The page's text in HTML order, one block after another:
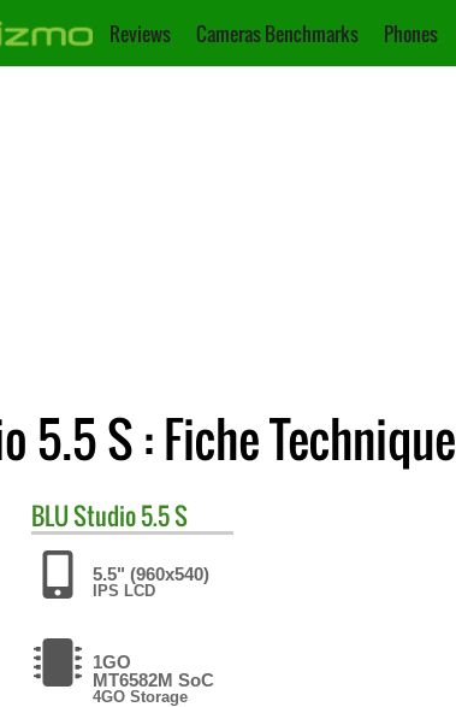
Reviews Cameras Benchmarks Phones
5.5 S : Fiche Technique
BLUStudio 5.5 S
5.5" (960x540)
IPS LCD
1GO
MT6582M SoC
4GO Storage